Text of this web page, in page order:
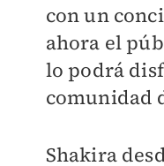
con un
ahora el
lo podrá
comunidad
Shakira